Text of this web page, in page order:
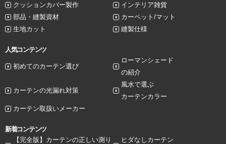
クッションカバー製作
インテリア雑貨
部品・縫製資材
カーペット/マット
生地カット
縫製仕様
人気コンテンツ
初めてのカーテン選び
ローマンシェード
の紹介
カーテンの光漏れ対策
風水で選ぶ
カーテンカラー
カーテン取扱いメーカー
新着コンテンツ
【完全版】カーテンの正しい測り
ヒダなしカーテン